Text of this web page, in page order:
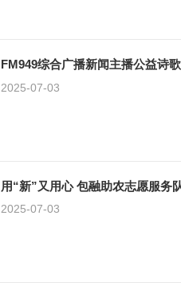
FM949综合广播新闻主播公益诗
2025-07-03
用“新”又用心 包融助农志愿服务
2025-07-03